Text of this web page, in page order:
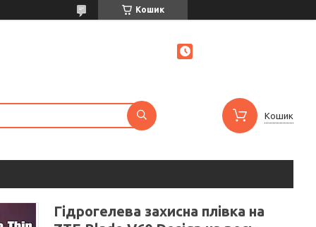
Кошик
Кошик
Гідрогелева захисна плівка на